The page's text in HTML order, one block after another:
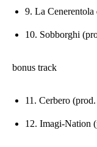
9. La
10. Sobborghi
bonus track
11. Cerbero
12. Imagi-Nation